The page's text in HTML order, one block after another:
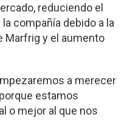
reduciendo el
compañía debido a la
Marfrig y el aumento
a merecer
estamos
o mejor al que nos